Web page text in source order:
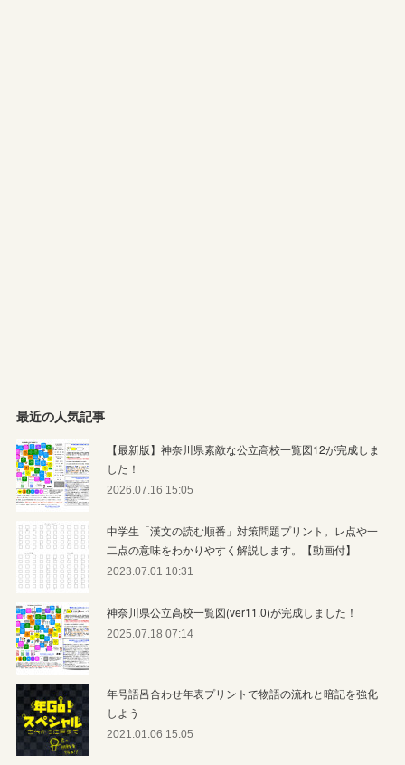
最近の人気記事
【最新版】神奈川県素敵な公立高校一覧図12が完成しま
した！
2026.07.16 15:05
中学生「漢文の読む順番」対策問題プリント。レ点や一
二点の意味をわかりやすく解説します。【動画付】
2023.07.01 10:31
神奈川県公立高校一覧図(ver11.0)が完成しました！
2025.07.18 07:14
年号語呂合わせ年表プリントで物語の流れと暗記を強化
しよう
2021.01.06 15:05